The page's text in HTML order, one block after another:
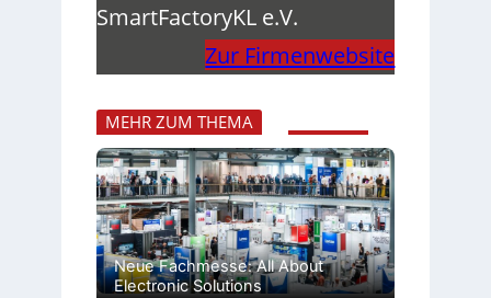
SmartFactoryKL e.V.
Zur Firmenwebsite
MEHR ZUM THEMA
Neue Fachmesse: All About
Electronic Solutions